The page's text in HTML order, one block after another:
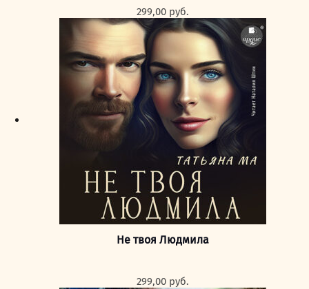
299,00 руб.
Не твоя Людмила
299,00 руб.